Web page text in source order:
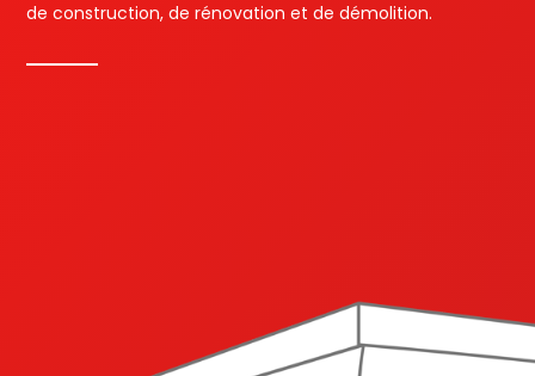
de construction, de rénovation et de démolition.